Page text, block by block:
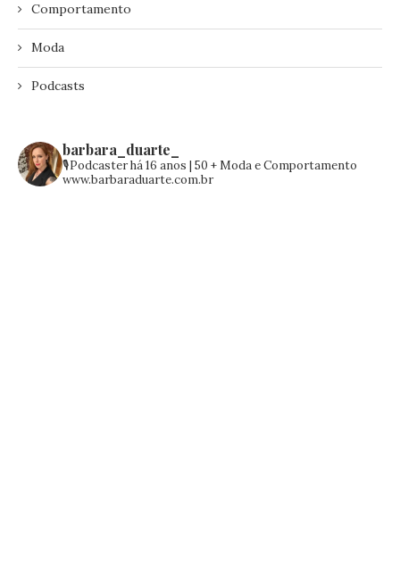
Comportamento
Moda
Podcasts
barbara_duarte_
🎙️Podcaster há 16 anos | 50 +Moda e Comportamento
www.barbaraduarte.com.br